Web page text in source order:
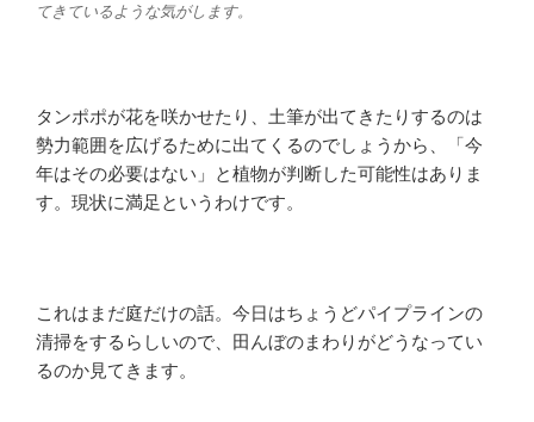
てきているような気がします。
タンポポが花を咲かせたり、土筆が出てきたりするのは
勢力範囲を広げるために出てくるのでしょうから、「今
年はその必要はない」と植物が判断した可能性はありま
す。現状に満足というわけです。
これはまだ庭だけの話。今日はちょうどパイプラインの
清掃をするらしいので、田んぼのまわりがどうなってい
るのか見てきます。